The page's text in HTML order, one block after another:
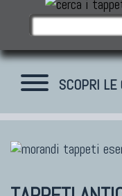
SCOPRI LE
TAPPETI MODERNI